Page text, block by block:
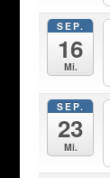
SEP.
16
Mi.
SEP.
23
Mi.